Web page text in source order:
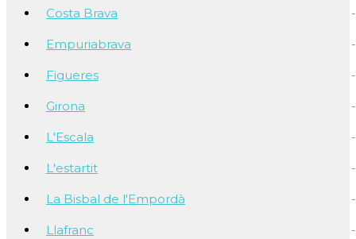
Costa Brava
Empuriabrava
Figueres
Girona
L'Escala
L'estartit
La Bisbal de l'Empordà
Llafranc